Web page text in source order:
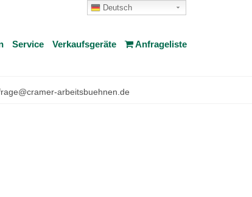
Service Verkaufsgeräte Anfrageliste
arbeitsbuehnen.de
Deutsch